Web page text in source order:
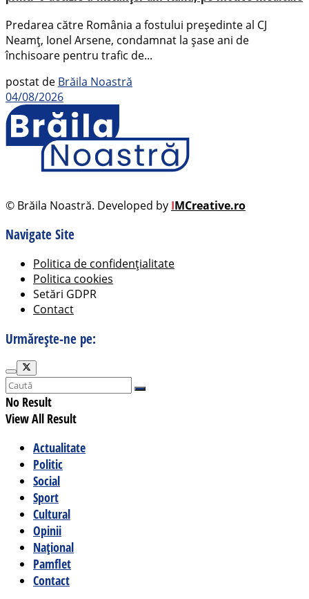
Predarea către România a fostului președinte al CJ
Neamț, Ionel Arsene, condamnat la șase ani de
închisoare pentru trafic de...
postat de Brăila Noastră
04/08/2026
© Brăila Noastră. Developed by IMCreative.ro
Navigate Site
Politica de confidențialitate
Politica cookies
Setări GDPR
Contact
Urmărește-ne pe:
No Result
View All Result
Actualitate
Politic
Social
Sport
Cultural
Opinii
Național
Pamflet
Contact